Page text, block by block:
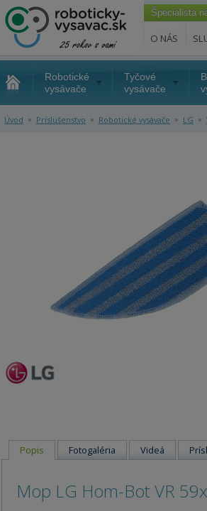
Špecialista
O NÁS
Robotické
vysávače
Tyčové
vysávače
Úvod » Príslušenstvo » Robotické vysávače » LG »
Popis Fotogaléria Videá
Mop LG Hom-Bot VR